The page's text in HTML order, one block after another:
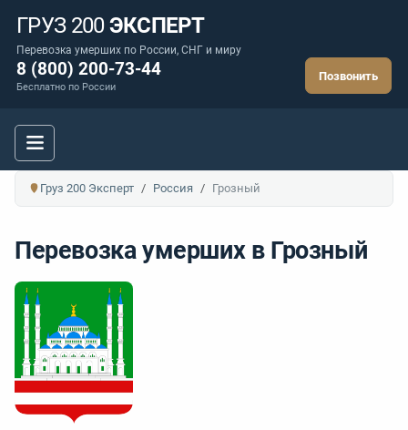
ГРУЗ 200ЭКСПЕРТ
Перевозка умерших по России, СНГ и миру
8 (800) 200-73-44
Бесплатно по России
Позвонить
Груз 200 Эксперт Россия Грозный
Перевозка умерших в Грозный